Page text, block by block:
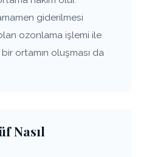
giderilmesi
ozonlama işlemi ile
ortamın oluşması da
Nasıl